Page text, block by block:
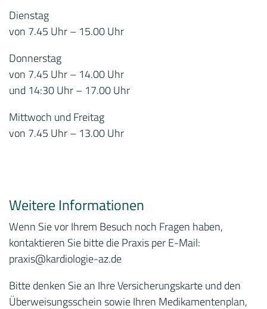
Dienstag
von 7.45 Uhr – 15.00 Uhr
Donnerstag
von 7.45 Uhr – 14.00 Uhr
und 14:30 Uhr – 17.00 Uhr
Mittwoch und Freitag
von 7.45 Uhr – 13.00 Uhr
Weitere Informationen
Wenn Sie vor Ihrem Besuch noch Fragen haben,
kontaktieren Sie bitte die Praxis per E-Mail:
praxis@kardiologie-az.de
Bitte denken Sie an Ihre Versicherungskarte und den
Überweisungsschein sowie Ihren Medikamentenplan,